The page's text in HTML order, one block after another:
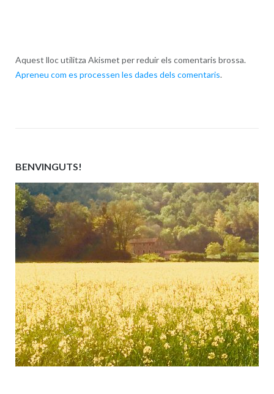
Aquest lloc utilitza Akismet per reduir els comentaris brossa.
Apreneu com es processen les dades dels comentaris.
BENVINGUTS!